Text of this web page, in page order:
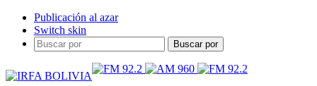
Publicación al azar
Switch skin
Buscar por